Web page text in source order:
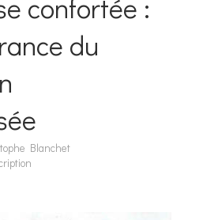
confortée :
du
Blanchet